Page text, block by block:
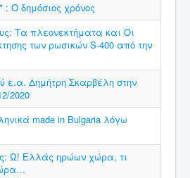
Ο δημόσιος χρόνος
Τα πλεονεκτήματα και Οι
των ρωσικών S-400 από την
ε.α. Δημήτρη Σκαρβέλη στην
2020
made in Bulgaria λόγω
Ω! Ελλάς ηρώων χώρα, τι